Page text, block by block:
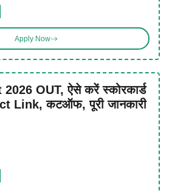
Apply Now
OUT, ऐसे करें स्कोरकार्ड
Link, कटऑफ, पूरी जानकारी